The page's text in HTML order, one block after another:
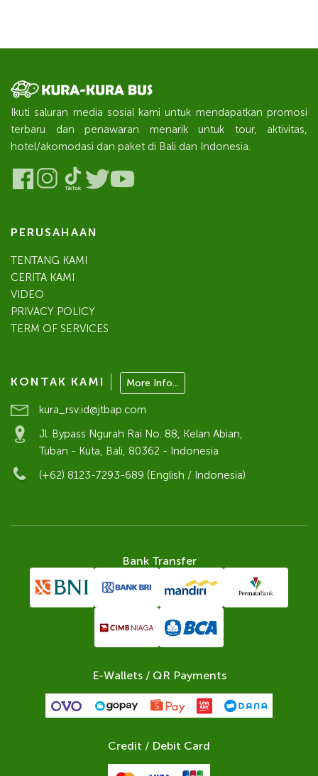
Ikuti saluran media sosial kami untuk mendapatkan promosi
terbaru dan penawaran menarik untuk tour, aktivitas,
hotel/akomodasi dan paket di Bali dan Indonesia.
PERUSAHAAN
TENTANG KAMI
CERITA KAMI
VIDEO
PRIVACY POLICY
TERM OF SERVICES
KONTAK KAMI More Info...
kura_rsv.id@jtbap.com
Jl. Bypass Ngurah Rai No. 88, Kelan Abian,
Tuban - Kuta, Bali, 80362 - Indonesia
(+62) 8123-7293-689 (English / Indonesia)
Bank Transfer
E-Wallets / QR Payments
Credit / Debit Card